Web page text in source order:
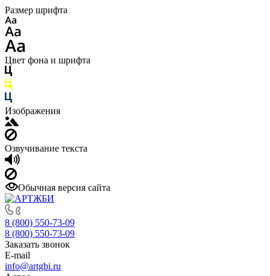
Размер шрифта
Цвет фона и шрифта
Изображения
Озвучивание текста
Обычная версия сайта
8 (800) 550-73-09
8 (800) 550-73-09
Заказать звонок
E-mail
info@artgbi.ru